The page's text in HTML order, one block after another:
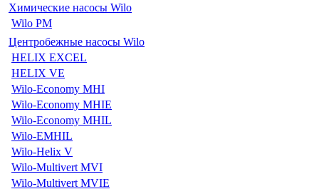
Химические насосы Wilo
Wilo PM
Центробежные насосы Wilo
HELIX EXCEL
HELIX VE
Wilo-Economy MHI
Wilo-Economy MHIE
Wilo-Economy MHIL
Wilo-EMHIL
Wilo-Helix V
Wilo-Multivert MVI
Wilo-Multivert MVIE